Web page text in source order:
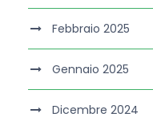
Febbraio 2025
Gennaio 2025
Dicembre 2024